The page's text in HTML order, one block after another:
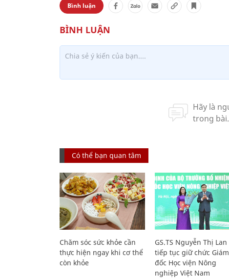
Bình luận
Có thể bạn quan tâm
Chăm sóc sức khỏe cần
thực hiện ngay khi cơ thể
còn khỏe
GS.TS Nguyễn Thị Lan
tiếp tục giữ chức Giám
đốc Học viện Nông
nghiệp Việt Nam